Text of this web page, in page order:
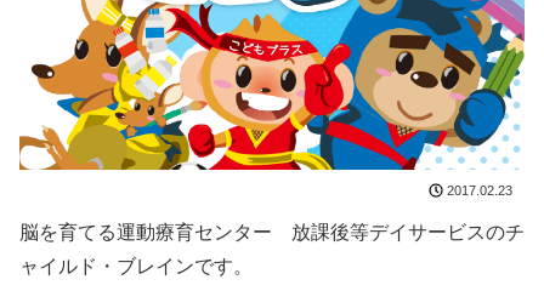
2017.02.23
脳を育てる運動療育センター 放課後等デイサービスのチ
ャイルド・ブレインです。